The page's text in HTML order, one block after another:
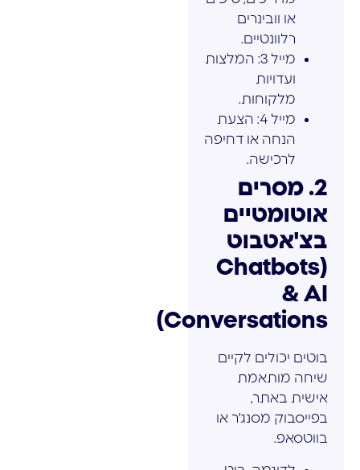
או וובינרים
רלוונטיים.
מייל 3: המלצות
ועדויות
מלקוחות.
מייל 4: הצעת
הנחה או דחיפה
לרכישה.
2. מסרים
אוטומטיים
בצ'אטבוט
(Chatbots
& AI
Conversations)
בוטים יכולים לקיים
שיחה מותאמת
אישית באתר,
בפייסבוק מסנג'ר או
בווטסאפ.